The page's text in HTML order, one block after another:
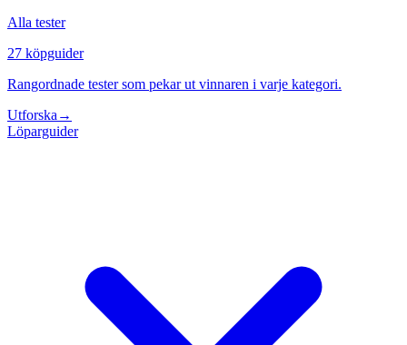
Alla tester
27 köpguider
Rangordnade tester som pekar ut vinnaren i varje kategori.
Utforska →
Löparguider